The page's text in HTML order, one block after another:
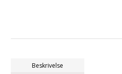
Beskrivelse